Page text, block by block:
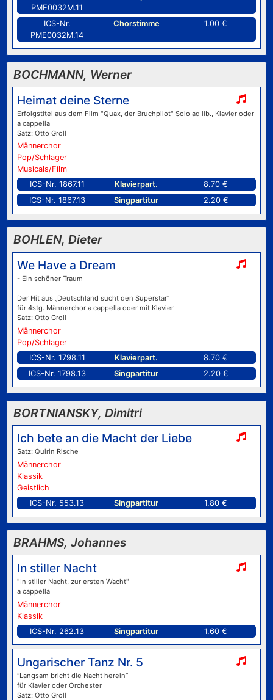
PME0032M.11
ICS-Nr.
PME0032M.14
Chorstimme 1.00 €
BOCHMANN, Werner
Heimat deine Sterne
Erfolgstitel aus dem Film "Quax, der Bruchpilot" Solo ad lib., Klavier oder
a cappella
Satz: Otto Groll
Männerchor
Pop/Schlager
Musicals/Film
ICS-Nr. 1867.11
Klavierpart.
8.70 €
ICS-Nr. 1867.13
Singpartitur 2.20 €
BOHLEN, Dieter
We Have a Dream
- Ein schöner Traum -
Der Hit aus „Deutschland sucht den Superstar“
für 4stg. Männerchor a cappella oder mit Klavier
Satz: Otto Groll
Männerchor
Pop/Schlager
ICS-Nr. 1798.11
Klavierpart.
8.70 €
ICS-Nr. 1798.13
Singpartitur 2.20 €
BORTNIANSKY, Dimitri
Ich bete an die Macht der Liebe
Satz: Quirin Rische
Männerchor
Klassik
Geistlich
ICS-Nr. 553.13
Singpartitur 1.80 €
BRAHMS, Johannes
In stiller Nacht
"In stiller Nacht, zur ersten Wacht"
a cappella
Männerchor
Klassik
ICS-Nr. 262.13
Singpartitur 1.60 €
Ungarischer Tanz Nr. 5
“Langsam bricht die Nacht herein”
für Klavier oder Orchester
Satz: Otto Groll